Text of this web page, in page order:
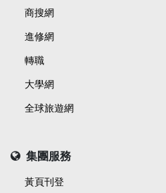
商搜網
進修網
轉職
大學網
全球旅遊網
集團服務
黃頁刊登